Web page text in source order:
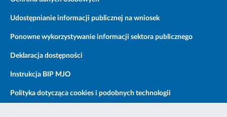
Udostępnianie informacji publicznej na wniosek
Ponowne wykorzystywanie informacji sektora publicznego
Deklaracja dostępności
Instrukcja BIP MJO
Polityka dotycząca cookies i podobnych technologii